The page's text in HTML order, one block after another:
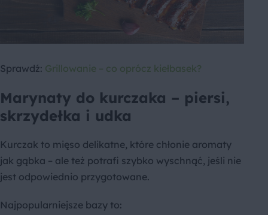
Sprawdź: Grillowanie – co oprócz kiełbasek?
Marynaty do kurczaka – piersi,
skrzydełka i udka
Kurczak to mięso delikatne, które chłonie aromaty
jak gąbka – ale też potrafi szybko wyschnąć, jeśli nie
jest odpowiednio przygotowane.
Najpopularniejsze bazy to: